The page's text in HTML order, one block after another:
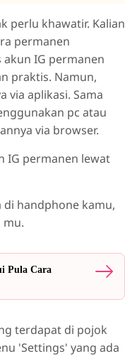
perlu khawatir. Kalian
permanen
IG permanen
praktis. Namun,
via aplikasi. Sama
pc atau
via browser.
IG permanen lewat
di handphone kamu,
mu.
Pula Cara
terdapat di pojok
'Settings' yang ada